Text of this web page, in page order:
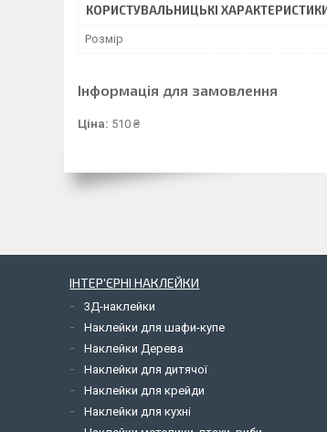
КОРИСТУВАЛЬНИЦЬКІ
Розмір
Інформація для замовлення
Ціна: 510 ₴
ІНТЕР'ЄРНІ НАКЛЕЙКИ
3Д-наклейки
Наклейки для шафи-купе
Наклейки Дерева
Наклейки для дитячої
Наклейки для крейди
Наклейки для кухні